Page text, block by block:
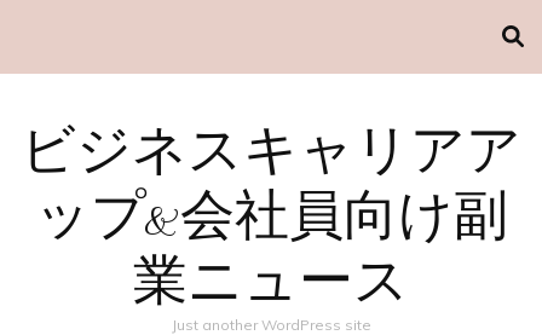
ビジネスキャリアア
ップ&会社員向け副
業ニュース
Just another WordPress site